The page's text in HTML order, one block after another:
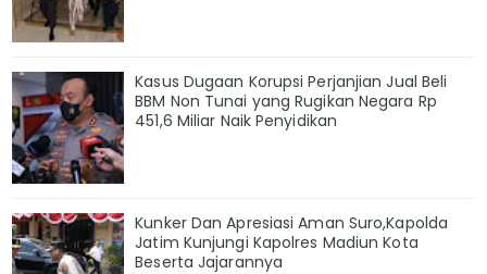
Kasus Dugaan Korupsi Perjanjian Jual Beli
BBM Non Tunai yang Rugikan Negara Rp
451,6 Miliar Naik Penyidikan
Kunker Dan Apresiasi Aman Suro,Kapolda
Jatim Kunjungi Kapolres Madiun Kota
Beserta Jajarannya